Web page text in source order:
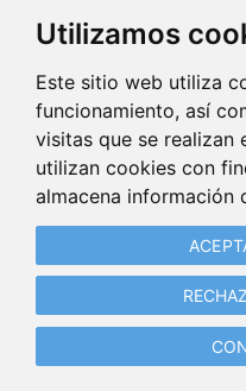
Utilizamos
Este sitio web utiliza
funcionamiento, así
visitas que se realizan
utilizan cookies con
almacena información